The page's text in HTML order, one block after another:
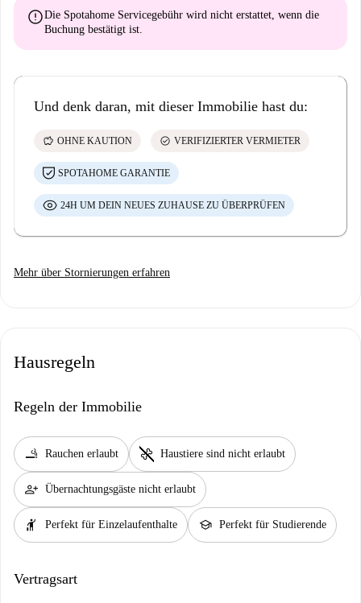
errorDie Spotahome Servicegebühr wird nicht erstattet , wenn die
Buchung bestätigt ist.
Und denk daran, mit dieser Immobilie hast du:
savings OHNE KAUTION check_circle VERIFIZIERTER VERMIETER
SPOTAHOME GARANTIE
24H UM DEIN NEUES ZUHAUSE ZU ÜBERPRÜFEN
Mehr über Stornierungen erfahren
Hausregeln
Regeln der Immobilie
smoking_rooms Rauchen erlaubt pet_supplies Haustiere sind nicht erlaubt
person_add Übernachtungsgäste nicht erlaubt
hail Perfekt für Einzelaufenthalte school Perfekt für Studierende
Vertragsart